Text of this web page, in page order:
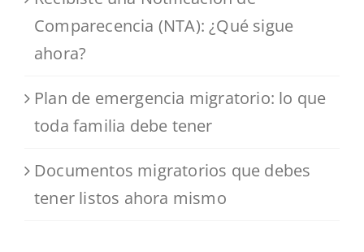
Comparecencia (NTA): ¿Qué sigue
ahora?
Plan de emergencia migratorio: lo que
toda familia debe tener
Documentos migratorios que debes
tener listos ahora mismo